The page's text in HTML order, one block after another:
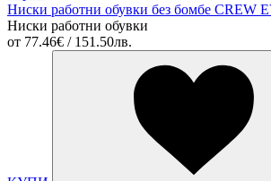
Ниски работни обувки без бомбе CREW
Ниски работни обувки
от 77.46€ / 151.50лв.